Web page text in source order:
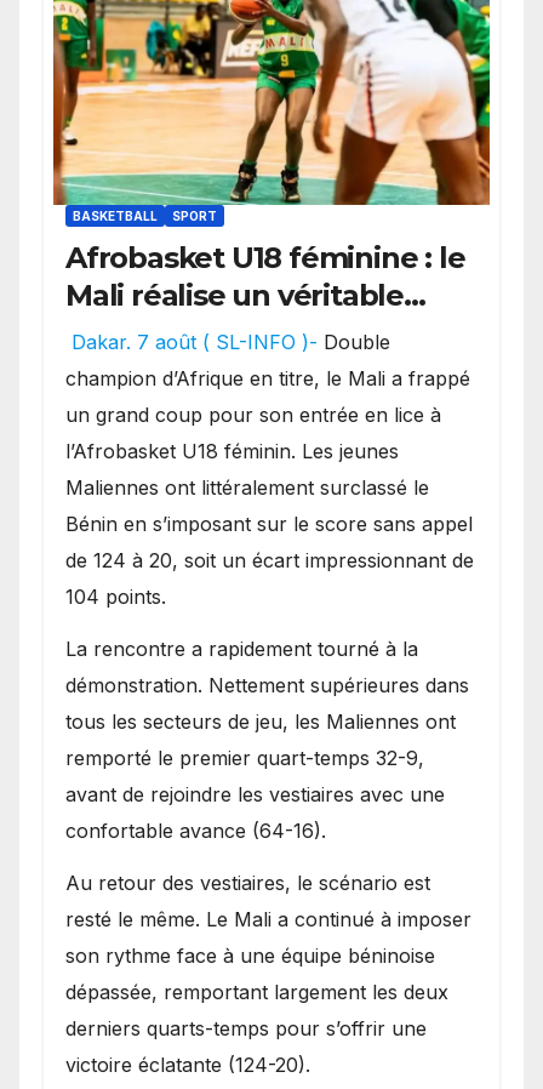
BASKETBALL SPORT
Afrobasket U18 féminine : le
Mali réalise un véritable
festival offensif et inflige
une lourde défaite au
Bénin.
Dakar. 7 août ( SL-INFO )- Double
champion d’Afrique en titre, le Mali a frappé
un grand coup pour son entrée en lice à
l’Afrobasket U18 féminin. Les jeunes
Maliennes ont littéralement surclassé le
Bénin en s’imposant sur le score sans appel
de 124 à 20, soit un écart impressionnant de
104 points.
La rencontre a rapidement tourné à la
démonstration. Nettement supérieures dans
tous les secteurs de jeu, les Maliennes ont
remporté le premier quart-temps 32-9,
avant de rejoindre les vestiaires avec une
confortable avance (64-16).
Au retour des vestiaires, le scénario est
resté le même. Le Mali a continué à imposer
son rythme face à une équipe béninoise
dépassée, remportant largement les deux
derniers quarts-temps pour s’offrir une
victoire éclatante (124-20).